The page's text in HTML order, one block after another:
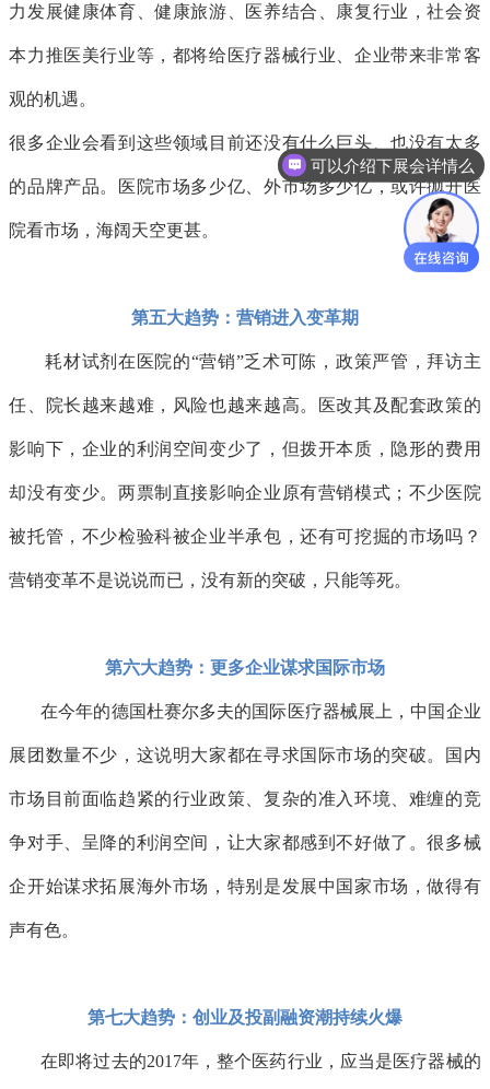
力发展健康体育、健康旅游、医养结合、康复行业，社会资
本力推医美行业等，都将给医疗器械行业、企业带来非常客
观的机遇。
很多企业会看到这些领域目前还没有什么巨头、也没有太多
的品牌产品。医院市场多少亿、外市场多少亿，或许抛开医
院看市场，海阔天空更甚。
第五大趋势：营销进入变革期
耗材试剂在医院的“营销”乏术可陈，政策严管，拜访主
任、院长越来越难，风险也越来越高。医改其及配套政策的
影响下，企业的利润空间变少了，但拨开本质，隐形的费用
却没有变少。两票制直接影响企业原有营销模式；不少医院
被托管，不少检验科被企业半承包，还有可挖掘的市场吗？
营销变革不是说说而已，没有新的突破，只能等死。
第六大趋势：更多企业谋求国际市场
在今年的德国杜赛尔多夫的国际医疗器械展上，中国企业
展团数量不少，这说明大家都在寻求国际市场的突破。国内
市场目前面临趋紧的行业政策、复杂的准入环境、难缠的竞
争对手、呈降的利润空间，让大家都感到不好做了。很多械
企开始谋求拓展海外市场，特别是发展中国家市场，做得有
声有色。
第七大趋势：创业及投副融资潮持续火爆
在即将过去的2017年，整个医药行业，应当是医疗器械的
可以介绍下展会详情么